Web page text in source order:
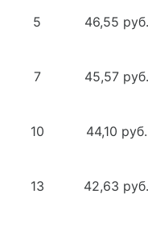
5 46,55 руб.
7 45,57 руб.
10 44,10 руб.
13 42,63 руб.